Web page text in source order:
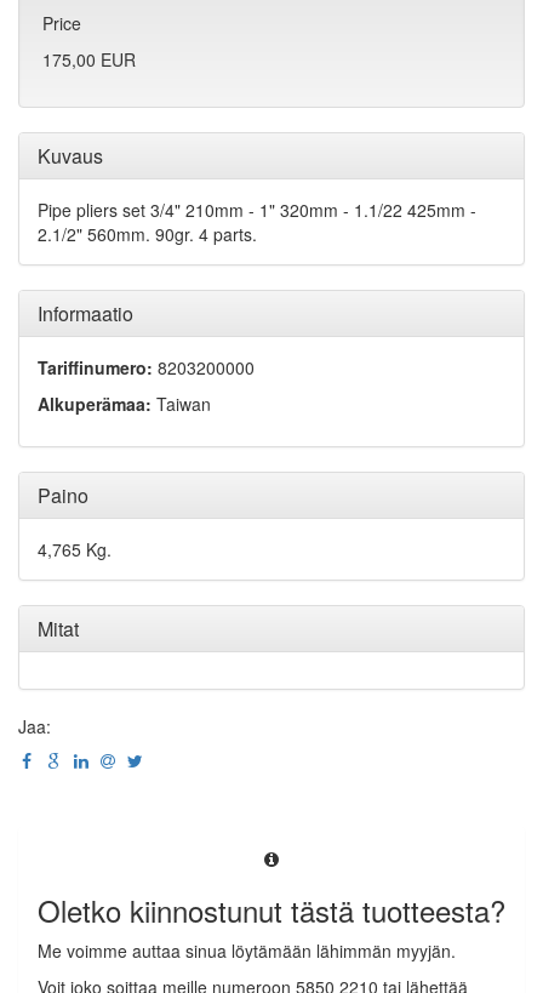
Price
175,00 EUR
Kuvaus
Pipe pliers set 3/4" 210mm - 1" 320mm - 1.1/22 425mm -
2.1/2" 560mm. 90gr. 4 parts.
Informaatio
Tariffinumero: 8203200000
Alkuperämaa: Taiwan
Paino
4,765 Kg.
Mitat
Jaa:
Oletko kiinnostunut tästä tuotteesta?
Me voimme auttaa sinua löytämään lähimmän myyjän.
Voit joko soittaa meille numeroon 5850 2210 tai lähettää